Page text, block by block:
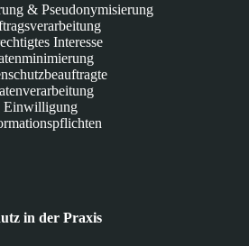
& Pseudonymisierung
Interesse
Einwilligung
in der Praxis